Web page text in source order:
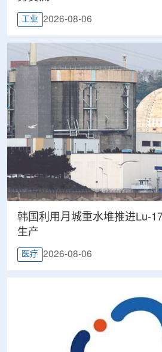
工业 2026-08-06
韩国利用月城重水堆推进Lu-
生产
医疗 2026-08-06